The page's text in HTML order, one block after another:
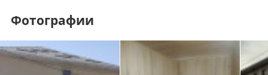
Фотографии